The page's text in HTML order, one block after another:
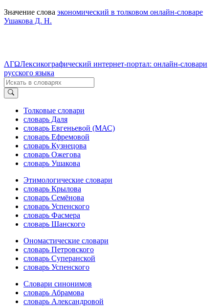
Значение слова экономический в толковом онлайн-словаре
Ушакова Д. Н.
ΛΓΩЛексикографический интернет-портал: онлайн-словари
русского языка
Толковые словари
словарь Даля
словарь Евгеньевой (МАС)
словарь Ефремовой
словарь Кузнецова
словарь Ожегова
словарь Ушакова
Этимологические словари
словарь Крылова
словарь Семёнова
словарь Успенского
словарь Фасмера
словарь Шанского
Ономастические словари
словарь Петровского
словарь Суперанской
словарь Успенского
Словари синонимов
словарь Абрамова
словарь Александровой